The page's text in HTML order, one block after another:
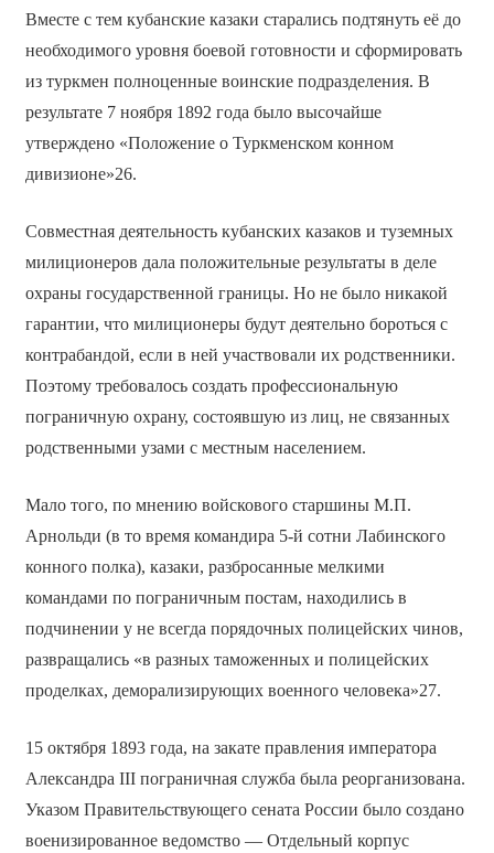
Вместе с тем кубанские казаки старались подтянуть её до
необходимого уровня боевой готовности и сформировать
из туркмен полноценные воинские подразделения. В
результате 7 ноября 1892 года было высочайше
утверждено «Положение о Туркменском конном
дивизионе»26.
Совместная деятельность кубанских казаков и туземных
милиционеров дала положительные результаты в деле
охраны государственной границы. Но не было никакой
гарантии, что милиционеры будут деятельно бороться с
контрабандой, если в ней участвовали их родственники.
Поэтому требовалось создать профессиональную
пограничную охрану, состоявшую из лиц, не связанных
родственными узами с местным населением.
Мало того, по мнению войскового старшины М.П.
Арнольди (в то время командира 5-й сотни Лабинского
конного полка), казаки, разбросанные мелкими
командами по пограничным постам, находились в
подчинении у не всегда порядочных полицейских чинов,
развращались «в разных таможенных и полицейских
проделках, деморализирующих военного человека»27.
15 октября 1893 года, на закате правления императора
Александра III пограничная служба была реорганизована.
Указом Правительствующего сената России было создано
военизированное ведомство — Отдельный корпус